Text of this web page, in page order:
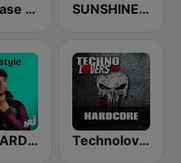
Hardbase FM SUNSHINE LIVE - Hardstyle
NRJ HARDSTYLE Technolovers - HARDCORE